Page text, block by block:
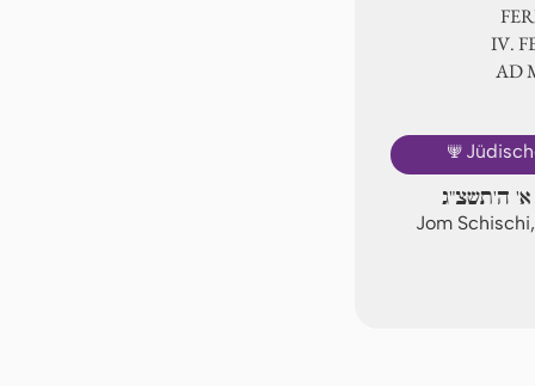
Ⅳ.
AD
🕎
א' ה'תשצ"ג
Jom